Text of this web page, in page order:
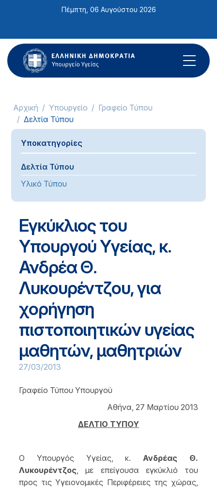
ιστότοπος
περιλαμβάνει
ένα
σύστημα
Πέμπτη, 06 Αυγούστου 2026
Αρχική Υπουργείο
Γραφείο Τύπου
Δελτία Τύπου
Υποκατηγορίες
Δελτία Τύπου
Υλικό Τύπου
Εγκύκλιος του
Υπουργού Υγείας, κ.
Ανδρέα Θ.
Λυκουρέντζου, για
χορήγηση
πιστοποιητικών υγείας
μαθητών, μαθητριών
27/03/2013
Γραφείο Τύπου Υπουργού
Αθήνα, 27 Μαρτίου 2013
ΔΕΛΤΙΟ ΤΥΠΟΥ
Ο Υπουργός Υγείας, κ. Ανδρέας Θ.
Λυκουρέντζος, με επείγουσα εγκύκλιό του
προς τις Υγειονομικές Περιφέρειες της χώρας,